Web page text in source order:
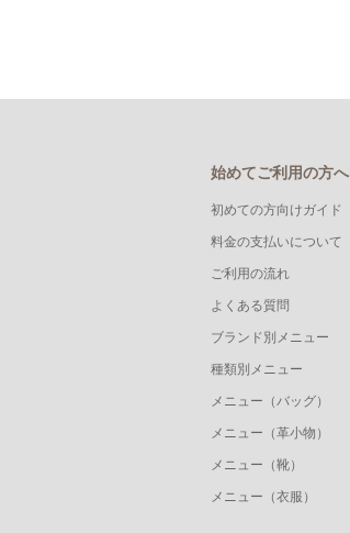
始めてご利用の方へ
初めての方向けガイド
料金の支払いについて
ご利用の流れ
よくある質問
ブランド別メニュー
種類別メニュー
メニュー（バッグ）
メニュー（革小物）
メニュー（靴）
メニュー（衣服）